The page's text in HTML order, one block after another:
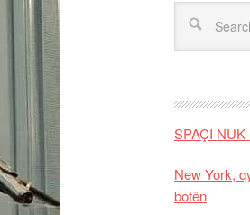
SPAÇI
New York,
botën